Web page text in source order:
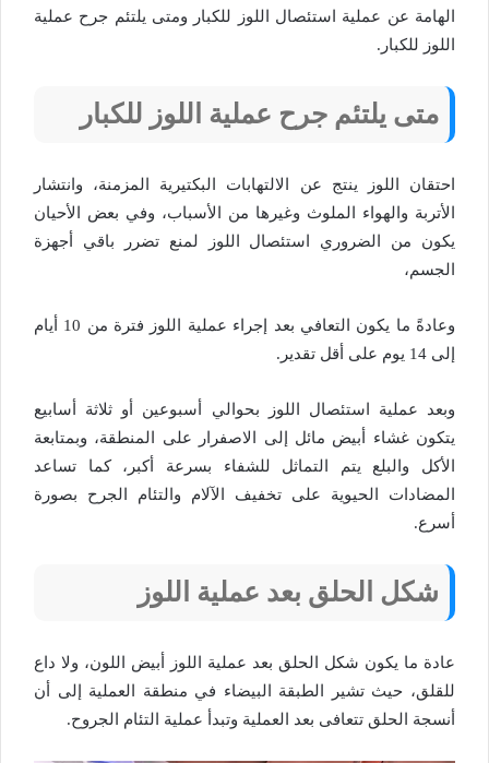
الهامة عن عملية استئصال اللوز للكبار ومتى يلتئم جرح عملية
اللوز للكبار.
متى يلتئم جرح عملية اللوز للكبار
احتقان اللوز ينتج عن الالتهابات البكتيرية المزمنة، وانتشار
الأتربة والهواء الملوث وغيرها من الأسباب، وفي بعض الأحيان
يكون من الضروري استئصال اللوز لمنع تضرر باقي أجهزة
الجسم،
وعادةً ما يكون التعافي بعد إجراء عملية اللوز فترة من 10 أيام
إلى 14 يوم على أقل تقدير.
وبعد عملية استئصال اللوز بحوالي أسبوعين أو ثلاثة أسابيع
يتكون غشاء أبيض مائل إلى الاصفرار على المنطقة، وبمتابعة
الأكل والبلع يتم التماثل للشفاء بسرعة أكبر، كما تساعد
المضادات الحيوية على تخفيف الآلام والتئام الجرح بصورة
أسرع.
شكل الحلق بعد عملية اللوز
عادة ما يكون شكل الحلق بعد عملية اللوز أبيض اللون، ولا داع
للقلق، حيث تشير الطبقة البيضاء في منطقة العملية إلى أن
أنسجة الحلق تتعافى بعد العملية وتبدأ عملية التئام الجروح.